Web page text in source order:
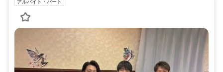
アルバイト・パート